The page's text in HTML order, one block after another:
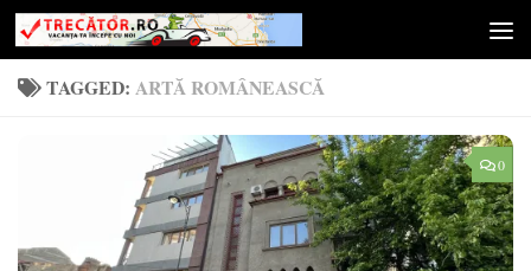
Skip to content
TAGGED: ARTĂ ROMÂNEASCĂ
0